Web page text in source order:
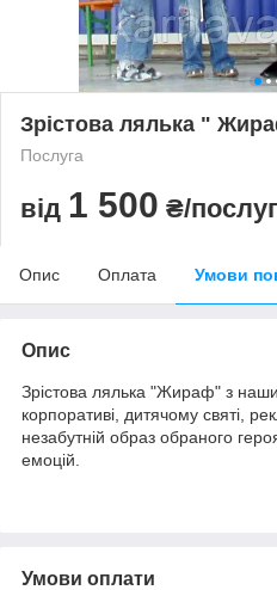
Зрістова лялька "
Послуга
від 1 500 ₴/
Опис Оплата Умови
Опис
Зрістова лялька "Жираф" з
корпоративі, дитячому святі,
незабутній образ обраного
емоцій.
Умови оплати